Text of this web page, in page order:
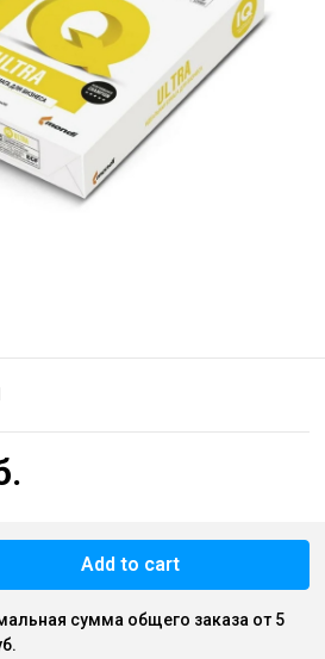
Add to cart
сумма общего заказа от 5